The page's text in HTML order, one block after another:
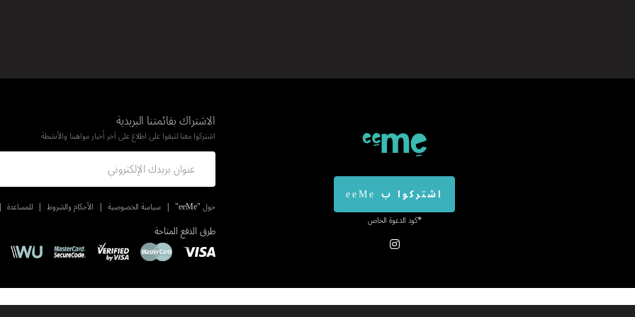
اشتركوا ب eeMe
*كود الدعوة الخاص
الاشتراك بقائمتنا البريدية
اشتركوا معنا لتبقوا على اطلاع على آخر أخبار مواهبنا والأنشطة
حول "eeMe" سياسة الخصوصية الأحكام والشروط للمساعدة
طرق الدفع المتاحة